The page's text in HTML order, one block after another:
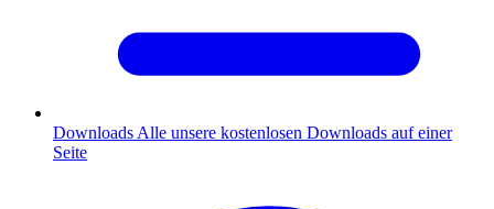
Downloads Alle unsere kostenlosen Downloads auf einer
Seite